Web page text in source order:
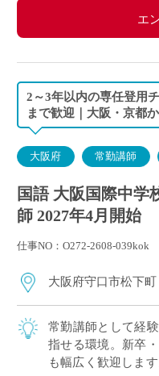
エ
2～3年以内の専任登用
まで歓迎｜大阪・京都
大阪府 常勤講師
国語 大阪国際中学
師 2027年4月開始
仕事NO：O272-2608-039kok
大阪府守口市松下町
常勤講師として経
指せる環境。新卒
も幅広く歓迎しま